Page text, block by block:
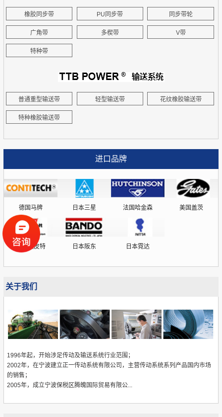
橡胶同步带 PU同步带 同步带轮
广角带 多楔带 V带
特种带
普通重型输送带 轻型输送带 花纹橡胶输送带
特种橡胶输送带
进口品牌
德国马牌 日本三星 法国哈金森 美国盖茨
德国欧皮特 日本阪东 日本霓达
关于我们
1996年起，开始涉足传动及输送系统行业范围；
2002年，在宁波建立正一传动系统有限公司，主营传动系统系列产品国内市场
的销售；
2005年，成立宁波保税区腾魄国际贸易有限公...